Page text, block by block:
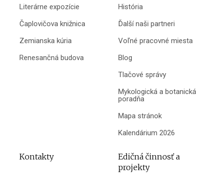
Literárne expozície
Čaplovičova knižnica
Zemianska kúria
Renesančná budova
História
Ďalší naši partneri
Voľné pracovné miesta
Blog
Tlačové správy
Mykologická a botanická
poradňa
Mapa stránok
Kalendárium 2026
Kontakty
Edičná činnosť a
projekty